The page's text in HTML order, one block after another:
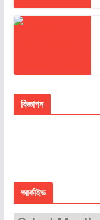
বিজ্ঞাপন
আর্কাইভ